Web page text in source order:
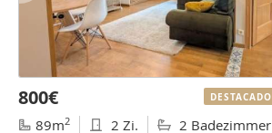
800€
89m2 2 Zi. 2 Badezimmer
DESTACADO